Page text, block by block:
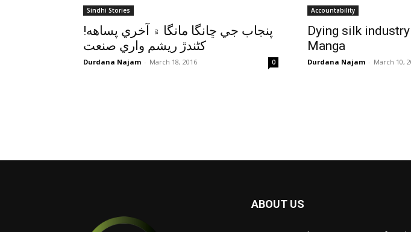
Sindhi Stories
!پنجاب جي ڇانگا مانگا ۾ آخري پساهه
کڻندڙ ريشم واري صنعت
Durdana Najam - March 18, 2016 0
Accountability
Dying silk
Manga
Durdana Najam - March 10,
ABOUT US